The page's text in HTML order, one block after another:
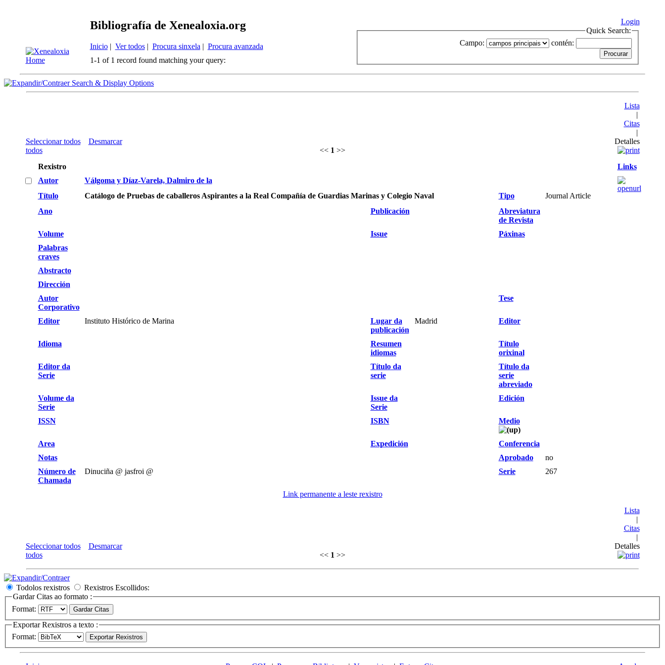
Bibliografía de Xenealoxia.org
Inicio| Ver todos| Procura sinxela | Procura avanzada
Login
Quick Search:
Campo:
contén:
1-1 of 1 record found matching your query:
Search & Display Options
Seleccionar todos
Desmarcar
todos
<< 1 >>
Lista
|
Citas
|
Detalles
Rexistro
Links
Autor
Válgoma y Díaz-Varela, Dalmiro de la
Título
Catálogo de Pruebas de caballeros Aspirantes a la Real Compañía de Guardias Marinas y Colegio Naval Tipo
Journal Article
Ano
Publicación
Abreviatura
de Revista
Volume
Issue
Páxinas
Palabras
craves
Abstracto
Dirección
Autor
Corporativo
Tese
Editor Instituto Histórico de Marina
Lugar da
publicación
Madrid Editor
Idioma
Resumen
idiomas
Título
orixinal
Editor da
Serie
Título da
serie
Título da
serie
abreviado
Volume da
Serie
Issue da
Serie
Edición
ISSN ISBN Medio
Area Expedición
Conferencia
Notas
Aprobado
no
Número de
Chamada
Dinuciña @ jasfroi @ Serie 267
Link permanente a leste rexistro
Seleccionar todos
Desmarcar
todos
<< 1 >>
Lista
|
Citas
|
Detalles
Todolos rexistros
Rexistros Escollidos:
Gardar Citas ao formato :
Format:
Exportar Rexistros a texto :
Format: